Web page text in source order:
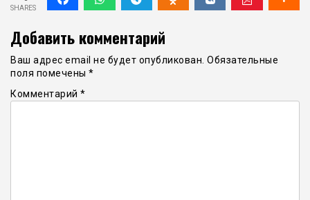
SHARES
Добавить комментарий
Ваш адрес email не будет опубликован. Обязательные
поля помечены *
Комментарий *